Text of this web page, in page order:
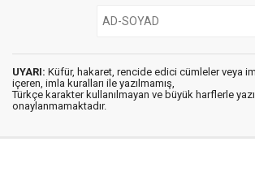
UYARI: Küfür, hakaret, rencide edici cümleler veya
içeren, imla kuralları ile yazılmamış,
Türkçe karakter kullanılmayan ve büyük harflerle
onaylanmamaktadır.